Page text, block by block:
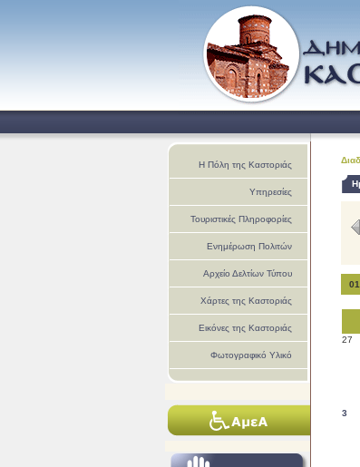
Η Πόλη της Καστοριάς
Υπηρεσίες
Τουριστικές Πληροφορίες
Ενημέρωση Πολιτών
Αρχείο Δελτίων Τύπου
Χάρτες της Καστοριάς
Εικόνες της Καστοριάς
Φωτογραφικό Υλικό
27
3